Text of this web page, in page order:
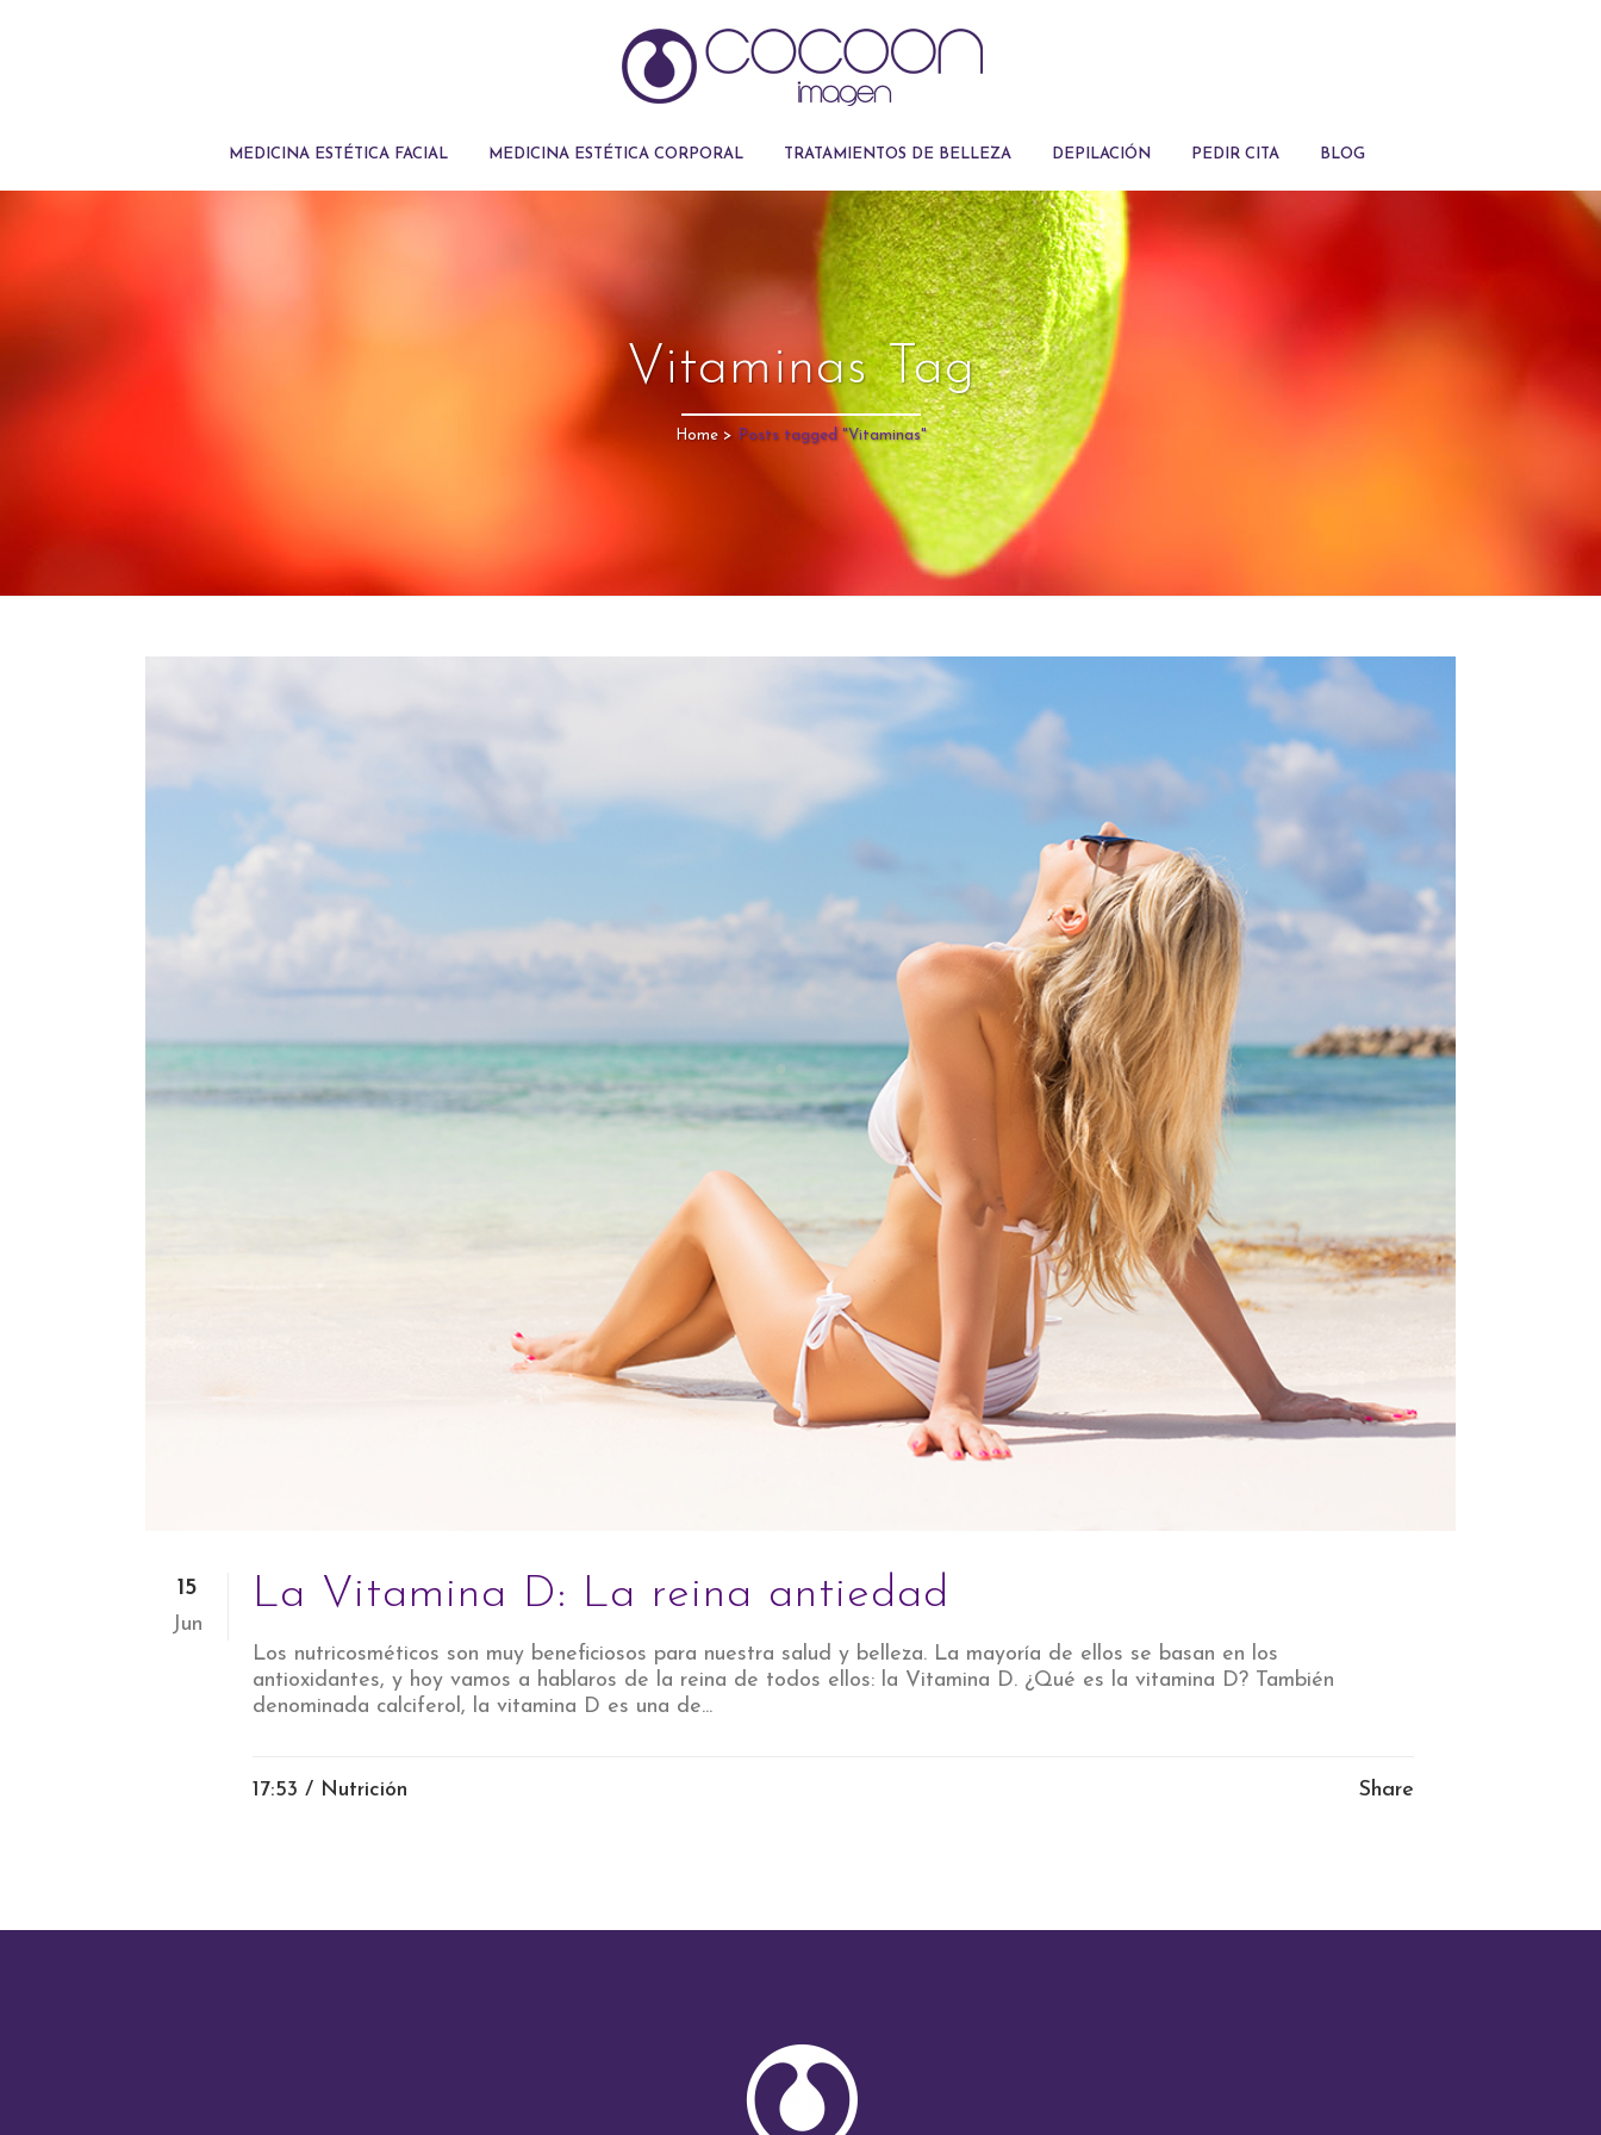
MEDICINA ESTÉTICA FACIAL MEDICINA ESTÉTICA CORPORAL TRATAMIENTOS DE BELLEZA DEPILACIÓN PEDIR CITA BLOG
Vitaminas Tag
Home> Posts tagged "Vitaminas"
15
Jun
La Vitamina D: La reina antiedad
Los nutricosméticos son muy beneficiosos para nuestra salud y belleza. La mayoría de ellos se basan en los
antioxidantes, y hoy vamos a hablaros de la reina de todos ellos: la Vitamina D. ¿Qué es la vitamina D? También
denominada calciferol, la vitamina D es una de...
17:53 / Nutrición Share